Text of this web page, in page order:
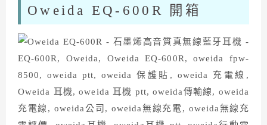
Oweida EQ-600R 開箱